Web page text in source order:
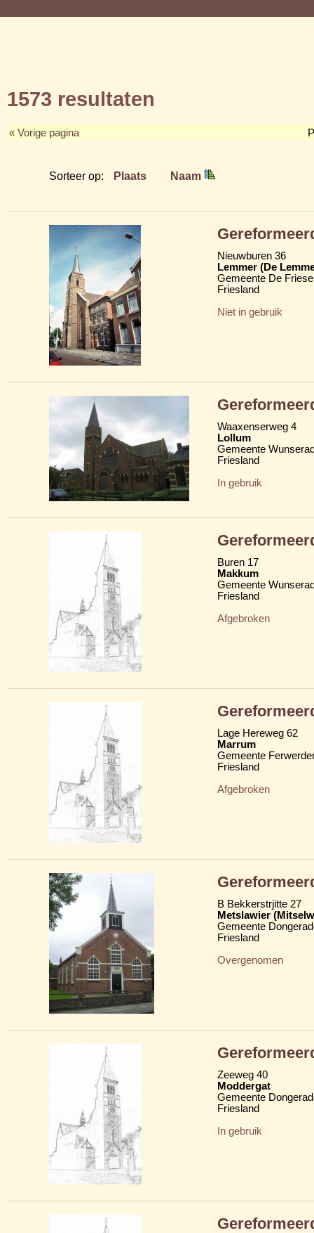
1573 resultaten
« Vorige pagina
Sorteer op: Plaats Naam
Nieuwburen 36
Lemmer (De
Gemeente De
Friesland
Niet in gebruik
Waaxenserweg 4
Lollum
Gemeente
Friesland
In gebruik
Buren 17
Makkum
Gemeente
Friesland
Afgebroken
Lage Hereweg 62
Marrum
Gemeente
Friesland
Afgebroken
B Bekkerstrjitte 27
Metslawier
Gemeente
Friesland
Overgenomen
Zeeweg 40
Moddergat
Gemeente
Friesland
In gebruik